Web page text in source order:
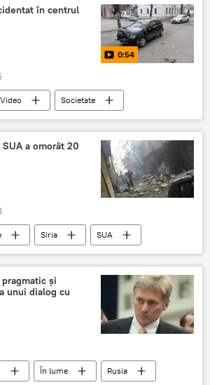
Preț
în centrul
0:54
Video
Societate
Moldova
Chișinău
centru
a omorât 20
Siria
SUA
coaliție
Civili
Morți Răniți
și
unui dialog cu
În lume
Rusia